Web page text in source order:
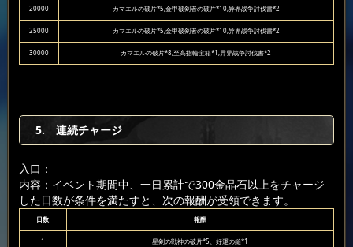
20000 カマエルの破片*5,金甲破剣者の破片*10,异界战争討伐書*2
25000 カマエルの破片*5,金甲破剣者の破片*10,异界战争討伐書*2
30000 カマエルの破片*8,至高指輪宝箱*1,异界战争討伐書*2
5. 連続チャージ
入口：
内容：イベント期間中、一日累計で300金晶石以上をチャージ
した日数が条件を満たすと、次の報酬が受領できます。
日数 報酬
1 星剣の戦神の破片*5、好運の鎚*1